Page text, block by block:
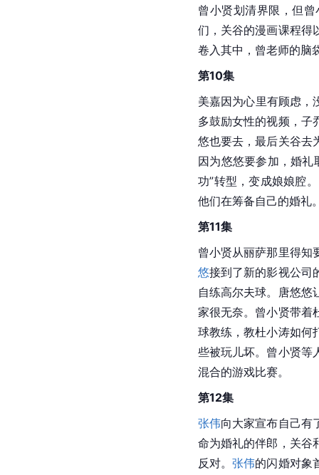
曾小贤划清界限，但
们，关谷的漫画课程得
卷入其中，曾老师的脑
第10集
美嘉因为心里有顾虑，
多鼓励女性的视频，子
悠也要去，最后关谷去
因为悠悠要参加，婚礼
功”转型，变成娘娘腔。
他们在筹备自己的婚礼
第11集
曾小贤从丽萨那里得知
悠接到了新的影视公司
自练高尔夫球。唐悠悠
家很无奈。曾小贤带着
球教练，教杜小涛如何
些被玩儿坏。曾小贤等
混合的游戏比赛。
第12集
张伟向大家宣布自己有
命为婚礼的伴郎，关谷
反对。张伟的闪婚对象